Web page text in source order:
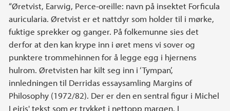
“Øretvist, Earwig, Perce-oreille: navn på insektet Forficula
auricularia. Øretvist er et nattdyr som holder til i mørke,
fuktige sprekker og ganger. På folkemunne sies det
derfor at den kan krype inn i øret mens vi sover og
punktere trommehinnen for å legge egg i hjernens
hulrom. Øretvisten har kilt seg inn i ‘Tympan’,
innledningen til Derridas essaysamling Margins of
Philosophy (1972/82). Der er den en sentral figur i Michel
Leiris' tekst som er trykket i nettopp margen. I